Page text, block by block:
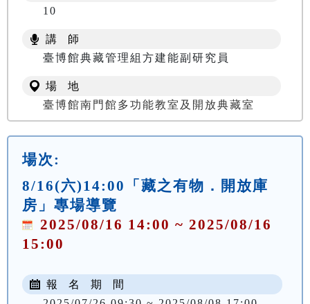
10
講 師
臺博館典藏管理組方建能副研究員
場 地
臺博館南門館多功能教室及開放典藏室
場次:
8/16(六)14:00「藏之有物．開放庫
房」專場導覽
2025/08/16 14:00 ~ 2025/08/16
15:00
報 名 期 間